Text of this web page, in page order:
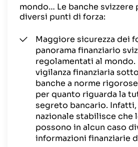
mondo… Le banche svizzere
diversi punti di forza:
Maggiore sicurezza dei
panorama finanziario
regolamentati al
vigilanza finanziaria
banche a norme
per quanto riguarda la
segreto bancario. Infatti,
nazionale stabilisce che
possono in alcun caso
informazioni finanziarie